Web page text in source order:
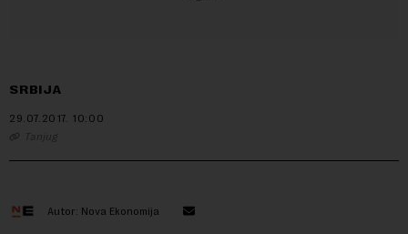
SRBIJA
29.07.2017. 10:00
Tanjug
Autor: Nova Ekonomija